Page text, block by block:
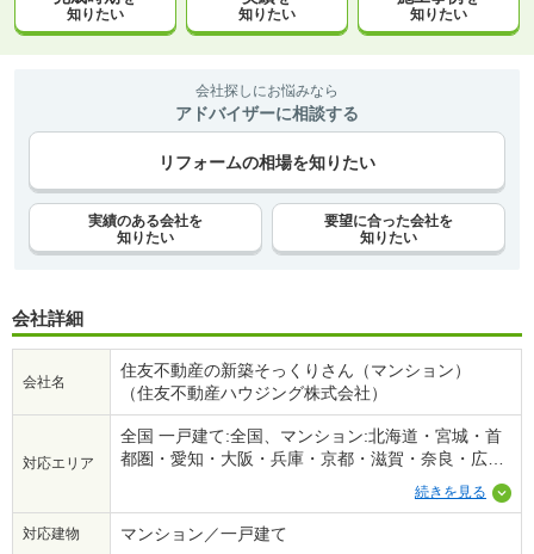
知りたい 知りたい 知りたい
会社探しにお悩みなら
アドバイザーに相談する
リフォームの相場を知りたい
実績のある会社を
知りたい
要望に合った会社を
知りたい
会社詳細
会社名
住友不動産の新築そっくりさん（マンション）
（住友不動産ハウジング株式会社）
対応エリア
全国 一戸建て:全国、マンション:北海道・宮城・首
都圏・愛知・大阪・兵庫・京都・滋賀・奈良・広
続きを見る
対応建物 マンション／一戸建て